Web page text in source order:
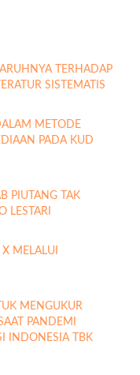
TERHADAP
SISTEMATIS
METODE
PADA KUD
PIUTANG TAK
LESTARI
MELALUI
MENGUKUR
PANDEMI
INDONESIA TBK